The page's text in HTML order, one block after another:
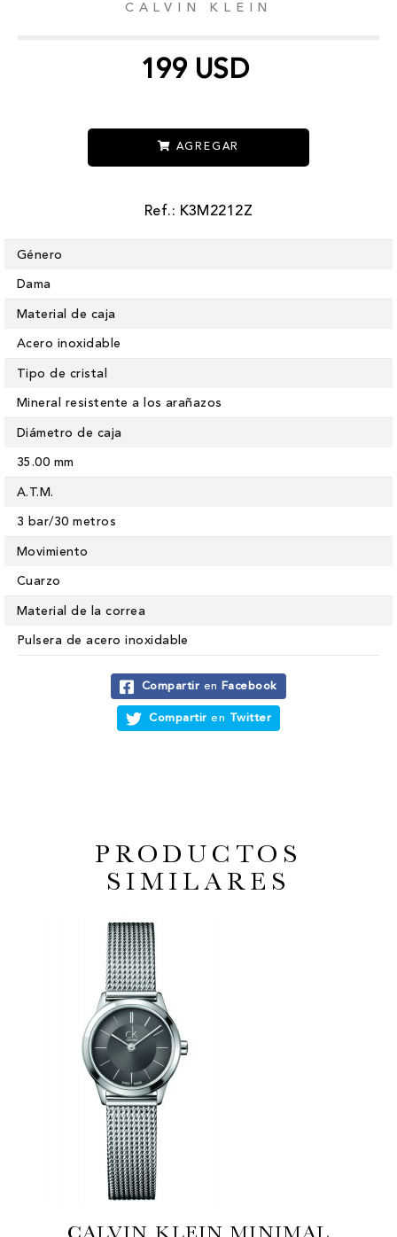
CALVIN KLEIN
199 USD
AGREGAR
Ref.: K3M2212Z
Género
Dama
Material de caja
Acero inoxidable
Tipo de cristal
Mineral resistente a los arañazos
Diámetro de caja
35.00 mm
A.T.M.
3 bar/30 metros
Movimiento
Cuarzo
Material de la correa
Pulsera de acero inoxidable
Compartir en Facebook
Compartiren Twitter
PRODUCTOS
SIMILARES